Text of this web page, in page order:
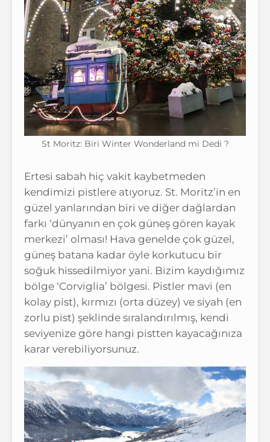
St Moritz: Biri Winter Wonderland mi Dedi ?
Ertesi sabah hiç vakit kaybetmeden
kendimizi pistlere atıyoruz. St. Moritz’in en
güzel yanlarından biri ve diğer dağlardan
farkı ‘dünyanın en çok güneş gören kayak
merkezi’ olması! Hava genelde çok güzel,
güneş batana kadar öyle korkutucu bir
soğuk hissedilmiyor yani. Bizim kaydığımız
bölge ‘Corviglia’ bölgesi. Pistler mavi (en
kolay pist), kırmızı (orta düzey) ve siyah (en
zorlu pist) şeklinde sıralandırılmış, kendi
seviyenize göre hangi pistten kayacağınıza
karar verebiliyorsunuz.